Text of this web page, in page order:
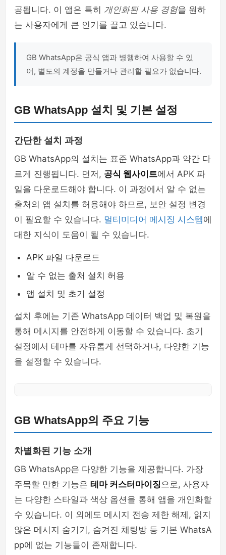
공됩니다. 이 앱은 특히 개인화된 사용 경험을 원하
는 사용자에게 큰 인기를 끌고 있습니다.
GB WhatsApp은 공식 앱과 병행하여 사용할 수 있
어, 별도의 계정을 만들거나 관리할 필요가 없습니다.
GB WhatsApp 설치 및 기본 설정
간단한 설치 과정
GB WhatsApp의 설치는 표준 WhatsApp과 약간 다
르게 진행됩니다. 먼저, 공식 웹사이트에서 APK 파
일을 다운로드해야 합니다. 이 과정에서 알 수 없는
출처의 앱 설치를 허용해야 하므로, 보안 설정 변경
이 필요할 수 있습니다. 멀티미디어 메시징 시스템에
대한 지식이 도움이 될 수 있습니다.
APK 파일 다운로드
알 수 없는 출처 설치 허용
앱 설치 및 초기 설정
설치 후에는 기존 WhatsApp 데이터 백업 및 복원을
통해 메시지를 안전하게 이동할 수 있습니다. 초기
설정에서 테마를 자유롭게 선택하거나, 다양한 기능
을 설정할 수 있습니다.
GB WhatsApp의 주요 기능
차별화된 기능 소개
GB WhatsApp은 다양한 기능을 제공합니다. 가장
주목할 만한 기능은 테마 커스터마이징으로, 사용자
는 다양한 스타일과 색상 옵션을 통해 앱을 개인화할
수 있습니다. 이 외에도 메시지 전송 제한 해제, 읽지
않은 메시지 숨기기, 숨겨진 채팅방 등 기본 WhatsA
pp에 없는 기능들이 존재합니다.